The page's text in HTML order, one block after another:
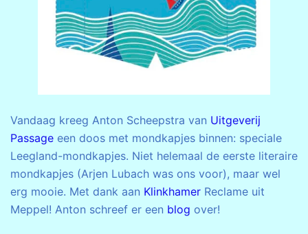
Vandaag kreeg Anton Scheepstra van Uitgeverij
Passage een doos met mondkapjes binnen: speciale
Leegland-mondkapjes. Niet helemaal de eerste literaire
mondkapjes (Arjen Lubach was ons voor), maar wel
erg mooie. Met dank aan Klinkhamer Reclame uit
Meppel! Anton schreef er een blog over!